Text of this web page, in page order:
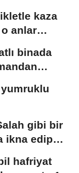
kaza
anlar
binada
gibi bir
ikna edip
hafriyat